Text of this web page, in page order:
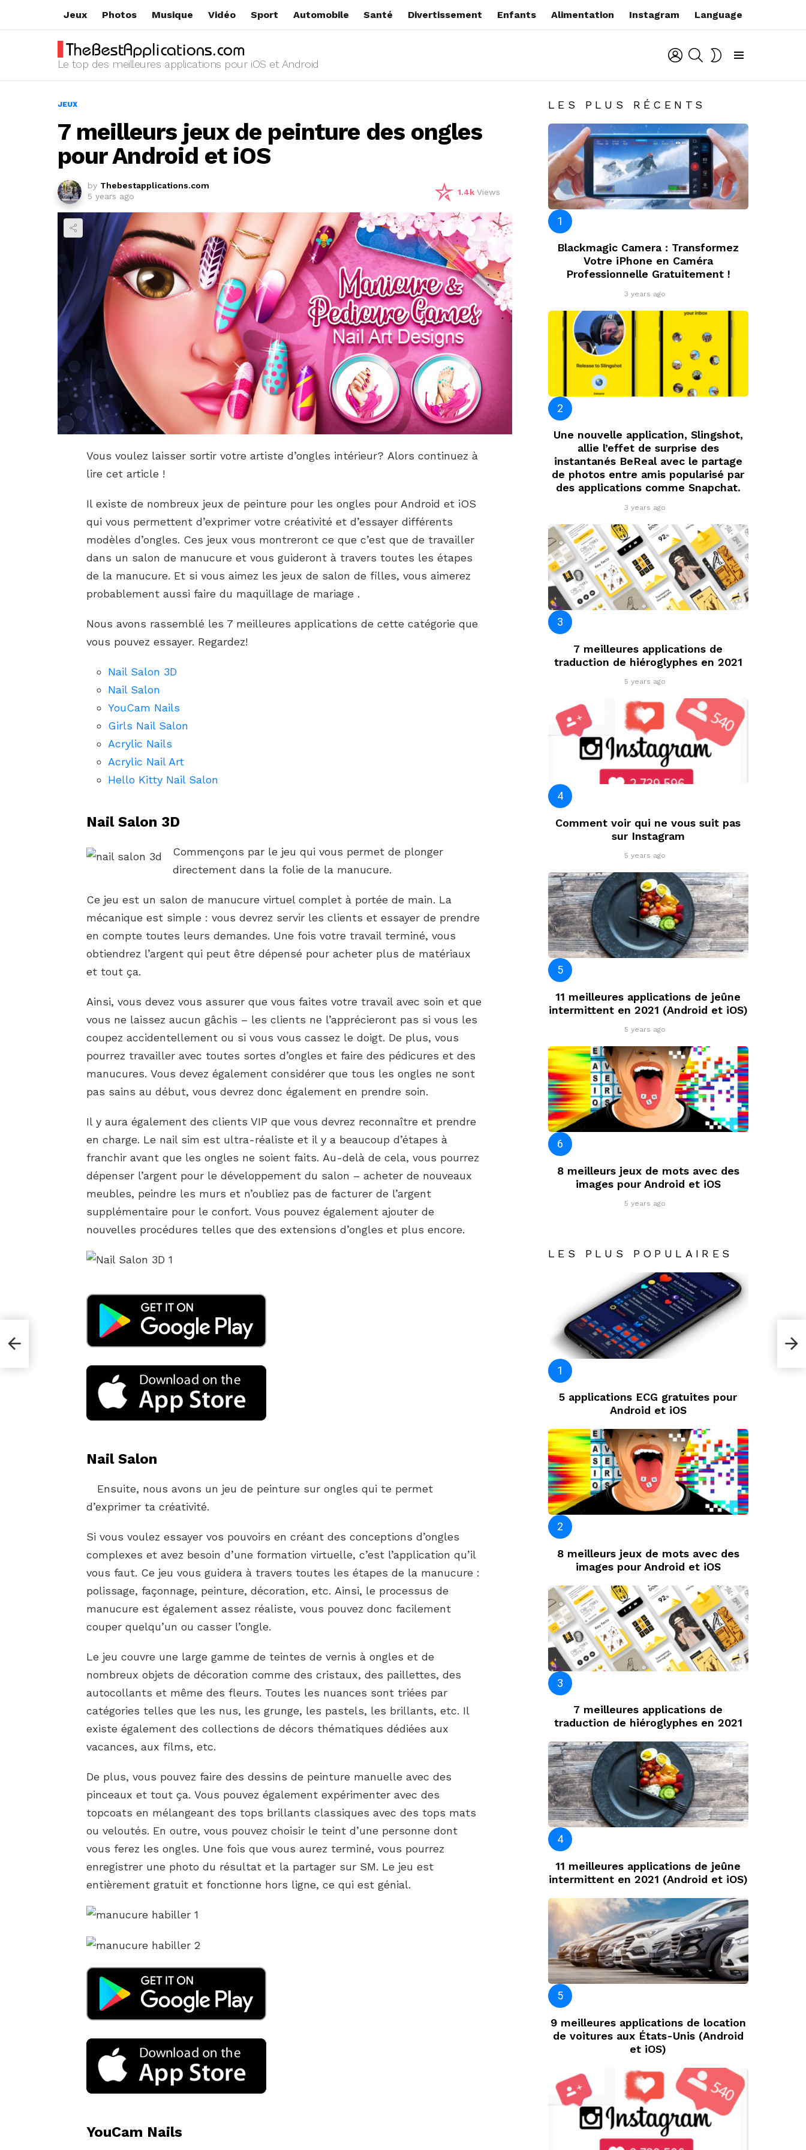
Jeux Photos Musique Vidéo Sport Automobile Santé Divertissement Enfants Alimentation Instagram Language
Le top des meilleures applications pour iOS et Android
LOGIN SEARCH
JEUX
7 meilleurs jeux de peinture des ongles
pour Android et iOS
by Thebestapplications.com
5 years ago
1.4k Views
Vous voulez laisser sortir votre artiste d’ongles intérieur? Alors continuez à
lire cet article !
Il existe de nombreux jeux de peinture pour les ongles pour Android et iOS
qui vous permettent d’exprimer votre créativité et d’essayer différents
modèles d’ongles. Ces jeux vous montreront ce que c’est que de travailler
dans un salon de manucure et vous guideront à travers toutes les étapes
de la manucure. Et si vous aimez les jeux de salon de filles, vous aimerez
probablement aussi faire du maquillage de mariage .
Nous avons rassemblé les 7 meilleures applications de cette catégorie que
vous pouvez essayer. Regardez!
Nail Salon 3D
Nail Salon
YouCam Nails
Girls Nail Salon
Acrylic Nails
Acrylic Nail Art
Hello Kitty Nail Salon
Nail Salon 3D
Commençons par le jeu qui vous permet de plonger
directement dans la folie de la manucure.
Ce jeu est un salon de manucure virtuel complet à portée de main. La
mécanique est simple : vous devrez servir les clients et essayer de prendre
en compte toutes leurs demandes. Une fois votre travail terminé, vous
obtiendrez l’argent qui peut être dépensé pour acheter plus de matériaux
et tout ça.
Ainsi, vous devez vous assurer que vous faites votre travail avec soin et que
vous ne laissez aucun gâchis – les clients ne l’apprécieront pas si vous les
coupez accidentellement ou si vous vous cassez le doigt. De plus, vous
pourrez travailler avec toutes sortes d’ongles et faire des pédicures et des
manucures. Vous devez également considérer que tous les ongles ne sont
pas sains au début, vous devrez donc également en prendre soin.
Il y aura également des clients VIP que vous devrez reconnaître et prendre
en charge. Le nail sim est ultra-réaliste et il y a beaucoup d’étapes à
franchir avant que les ongles ne soient faits. Au-delà de cela, vous pourrez
dépenser l’argent pour le développement du salon – acheter de nouveaux
meubles, peindre les murs et n’oubliez pas de facturer de l’argent
supplémentaire pour le confort. Vous pouvez également ajouter de
nouvelles procédures telles que des extensions d’ongles et plus encore.
Nail Salon
Ensuite, nous avons un jeu de peinture sur ongles qui te permet
d’exprimer ta créativité.
Si vous voulez essayer vos pouvoirs en créant des conceptions d’ongles
complexes et avez besoin d’une formation virtuelle, c’est l’application qu’il
vous faut. Ce jeu vous guidera à travers toutes les étapes de la manucure :
polissage, façonnage, peinture, décoration, etc. Ainsi, le processus de
manucure est également assez réaliste, vous pouvez donc facilement
couper quelqu’un ou casser l’ongle.
Le jeu couvre une large gamme de teintes de vernis à ongles et de
nombreux objets de décoration comme des cristaux, des paillettes, des
autocollants et même des fleurs. Toutes les nuances sont triées par
catégories telles que les nus, les grunge, les pastels, les brillants, etc. Il
existe également des collections de décors thématiques dédiées aux
vacances, aux films, etc.
De plus, vous pouvez faire des dessins de peinture manuelle avec des
pinceaux et tout ça. Vous pouvez également expérimenter avec des
topcoats en mélangeant des tops brillants classiques avec des tops mats
ou veloutés. En outre, vous pouvez choisir le teint d’une personne dont
vous ferez les ongles. Une fois que vous aurez terminé, vous pourrez
enregistrer une photo du résultat et la partager sur SM. Le jeu est
entièrement gratuit et fonctionne hors ligne, ce qui est génial.
YouCam Nails
10
LES PLUS RÉCENTS
Blackmagic Camera : Transformez
Votre iPhone en Caméra
Professionnelle Gratuitement !
3 years ago
Une nouvelle application, Slingshot,
allie l’effet de surprise des
instantanés BeReal avec le partage
de photos entre amis popularisé par
des applications comme Snapchat.
3 years ago
7 meilleures applications de
traduction de hiéroglyphes en 2021
5 years ago
Comment voir qui ne vous suit pas
sur Instagram
5 years ago
11 meilleures applications de jeûne
intermittent en 2021 (Android et iOS)
5 years ago
8 meilleurs jeux de mots avec des
images pour Android et iOS
5 years ago
LES PLUS POPULAIRES
5 applications ECG gratuites pour
Android et iOS
8 meilleurs jeux de mots avec des
images pour Android et iOS
7 meilleures applications de
traduction de hiéroglyphes en 2021
11 meilleures applications de jeûne
intermittent en 2021 (Android et iOS)
9 meilleures applications de location
de voitures aux États-Unis (Android
et iOS)